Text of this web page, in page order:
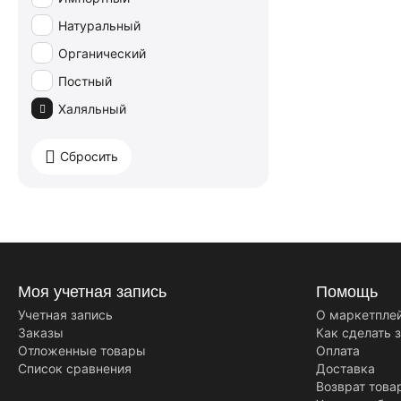
Willie's Cacao
Вкусная помощь
Воздушный
Россия щедрая душа
Славянка
Натуральный
Органический
Постный
Халяльный
Сбросить
Моя учетная запись
Учетная запись
Заказы
Отложенные товары
Список сравнения
Помощь
О
Как сделать
Оплата
Доставка
Возврат